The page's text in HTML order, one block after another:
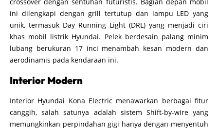
ini dilengkapi dengan grill tertutup dan lampu LED yang
unik, termasuk Day Running Light (DRL) yang menjadi ciri
khas mobil listrik Hyundai. Pelek berdesain palang minim
lubang berukuran 17 inci menambah kesan modern dan
aerodinamis pada kendaraan ini.
Interior Modern
Interior Hyundai Kona Electric menawarkan berbagai fitur
canggih, salah satunya adalah sistem Shift-by-wire yang
memungkinkan perpindahan gigi hanya dengan menyentuh